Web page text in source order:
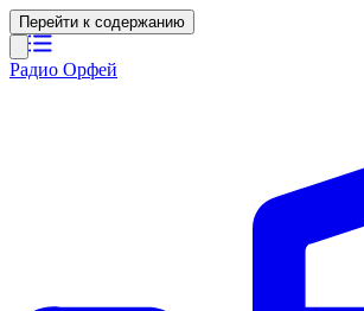
Перейти к содержанию
Радио Орфей